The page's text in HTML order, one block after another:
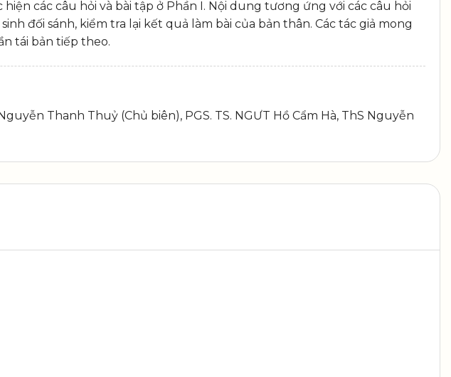
các câu hỏi và bài tập ở Phần I. Nội dung tương ứng với các câu hỏi
đối sánh, kiểm tra lại kết quả làm bài của bản thân. Các tác giả mong
tái bản tiếp theo.
Thanh Thuỷ (Chủ biên), PGS. TS. NGƯT Hồ Cẩm Hà, ThS Nguyễn